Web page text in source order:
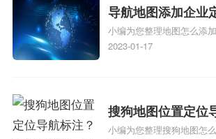
服务中心位置、抖音突然
地图标注知识，详情可查
导航地图添加企业
定位企业？
小编为您整理地图怎么添
地图标注服务中心铺名称
添加企业、地图如何添加
知识，详情可查看下方正文
2023-01-17
搜狗地图位置定位
搜狗地图位置定位
小编为您整理搜狗地图怎